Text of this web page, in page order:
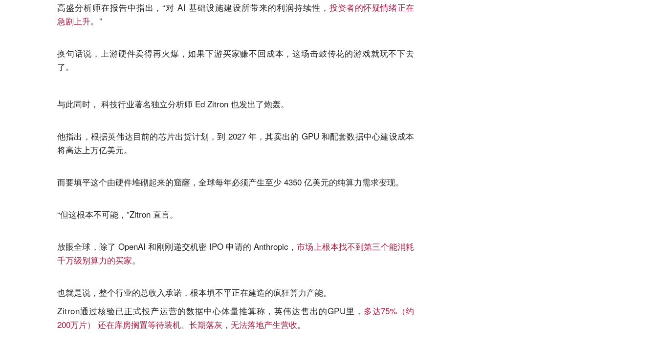
高盛分析师在报告中指出，“对 AI 基础设施建设所带来的利润持续性， 投资者的怀疑情绪正在
急剧上升。”
换句话说，上游硬件卖得再火爆，如果下游买家赚不回成本，这场击鼓传花的游戏就玩不下去
了。
与此同时， 科技行业著名独立分析师 Ed Zitron 也发出了炮轰。
他指出，根据英伟达目前的芯片出货计划，到 2027 年，其卖出的 GPU 和配套数据中心建设成本
将高达上万亿美元。
而要填平这个由硬件堆砌起来的窟窿，全球每年必须产生至少 4350 亿美元的纯算力需求变现。
“但这根本不可能，”Zitron 直言。
放眼全球，除了 OpenAI 和刚刚递交机密 IPO 申请的 Anthropic，市场上根本找不到第三个能消耗
千万级别算力的买家。
也就是说，整个行业的总收入承诺，根本填不平正在建造的疯狂算力产能。
Zitron通过核验已正式投产运营的数据中心体量推算称，英伟达售出的GPU里， 多达75%（约
200万片） 还在库房搁置等待装机、长期落灰，无法落地产生营收。